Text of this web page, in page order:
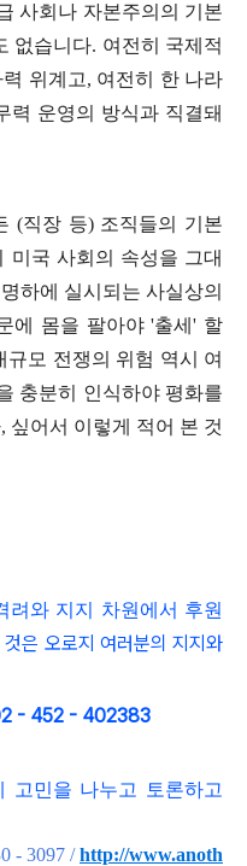
사회나 자본주의의 기본
없습니다. 여전히 국제적
위계고, 여전히 한 나라
력 운영의 방식과 직결돼
(직장 등) 조직들의 기본
미국 사회의 속성을 그대
하에 실시되는 사실상의
에 몸을 팔아야'출세' 할
규모 전쟁의 위험 역시 여
충분히 인식하야 평화를
, 싶어서 이렇게 적어 본 것
려와 지지 차원에서 후원
은 오로지 여러분의 지지와
- 452 - 402383
고민을 나누고 토론하고
- 3097 /http://www.anoth